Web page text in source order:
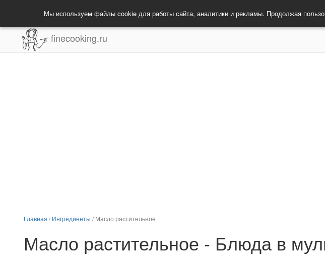
Мы используем файлы cookie для работы сайта, аналитики и рекламы. Продолжая
finecooking.ru
Главная /Ингредиенты /Масло растительное
Масло растительное - Блюда в